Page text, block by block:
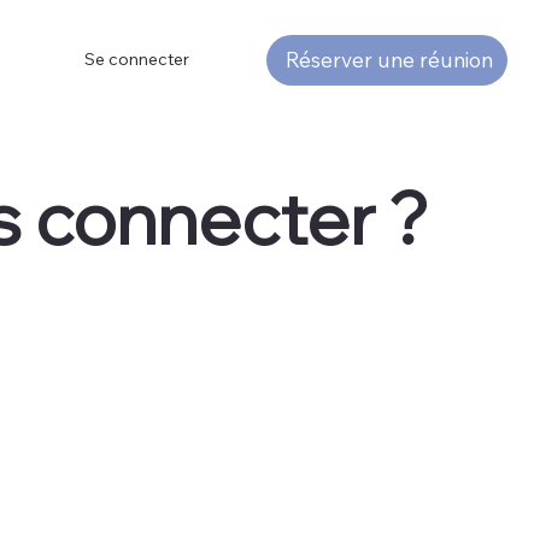
Se connecter Réserver une réunion
connecter ?